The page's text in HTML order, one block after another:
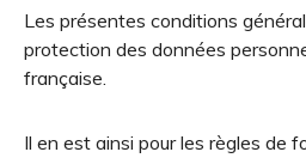
Les présentes conditions
protection des données
française.
Il en est ainsi pour les règles de